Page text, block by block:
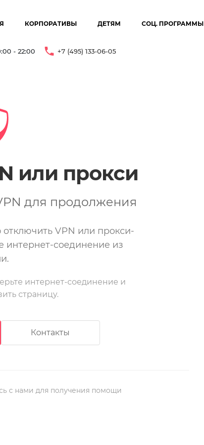
КОРПОРАТИВЫ ДЕТЯМ СОЦ. ПРОГРАММЫ
- 22:00 +7 (495) 133-06-05
или прокси
для продолжения
VPN или прокси-
интернет-соединение из
интернет-соединение и
страницу.
Контакты
с нами для получения помощи